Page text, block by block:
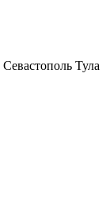
Севастополь Тула